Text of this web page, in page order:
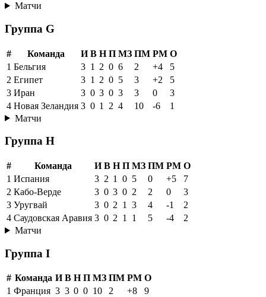
Матчи
Группа G
# Команда И В Н П МЗ ПМ РМ О
1 Бельгия 3 1 2 0 6 2 +4
5
2 Египет 3 1 2 0 5 3 +2
5
3 Иран 3 0 3 0 3 3 0
3
4 Новая Зеландия 3 0 1 2 4 10 -6
1
Матчи
Группа H
# Команда И В Н П МЗ ПМ РМ О
1 Испания 3 2 1 0 5 0 +5
7
2 Кабо-Верде 3 0 3 0 2 2 0
3
3 Уругвай 3 0 2 1 3 4 -1
2
4 Саудовская Аравия 3 0 2 1 1 5 -4
2
Матчи
Группа I
# Команда И В Н П МЗ ПМ РМ О
1 Франция 3 3 0 0 10 2 +8
9